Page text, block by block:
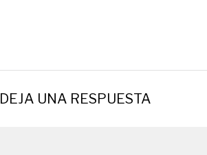
DEJA UNA RESPUESTA